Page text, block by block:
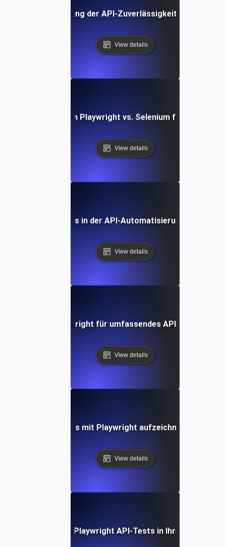
Verbesserung der API-Zuverlässigkeit mit
View details
Vergleich von Playwright vs. Selenium für API-Tests
View details
Zukünftige Trends in der API-Automatisierung mit
View details
Wie man Playwright für umfassendes API-Testing
View details
Wie man API-Tests mit Playwright aufzeichnet und
View details
Integrieren von Playwright API-Tests in Ihre CI/CD-